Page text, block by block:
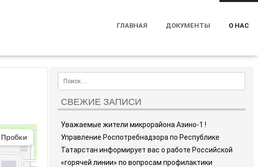
ГЛАВНАЯ ДОКУМЕНТЫ О НАС
Search
СВЕЖИЕ ЗАПИСИ
Уважаемые жители микрорайона Азино-1 !
Управление Роспотребнадзора по Республике
Татарстан информирует вас о работе Российской
«горячей линии» по вопросам профилактики